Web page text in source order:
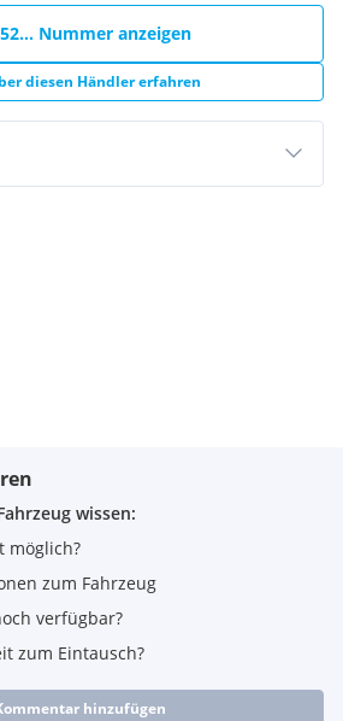
Nummer anzeigen
diesen Händler erfahren
wissen:
möglich?
zum Fahrzeug
verfügbar?
zum Eintausch?
hinzufügen